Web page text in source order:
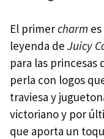
El primercharm
leyenda de Juicy
para las princesas
perla con logos
traviesa y
victoriano y por
que aporta un